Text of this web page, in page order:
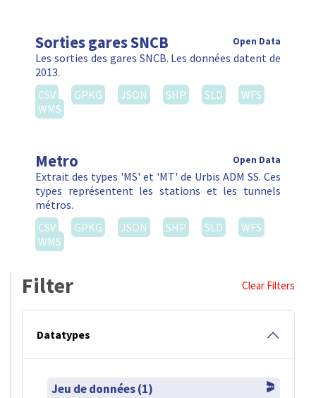
Sorties gares SNCB Open Data
Les sorties des gares SNCB. Les données datent de
2013.
CSV
GPKG JSON SHP SLD
WFS
WMS
Metro Open Data
Extrait des types 'MS' et 'MT' de Urbis ADM SS. Ces
types représentent les stations et les tunnels
métros.
CSV
GPKG JSON SHP SLD
WFS
WMS
Filter Clear Filters
Datatypes
Jeu de données (1)